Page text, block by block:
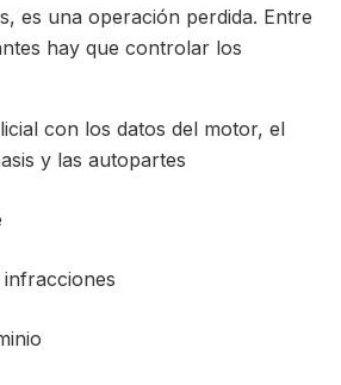
es una operación perdida. Entre
hay que controlar los
con los datos del motor, el
y las autopartes
infracciones